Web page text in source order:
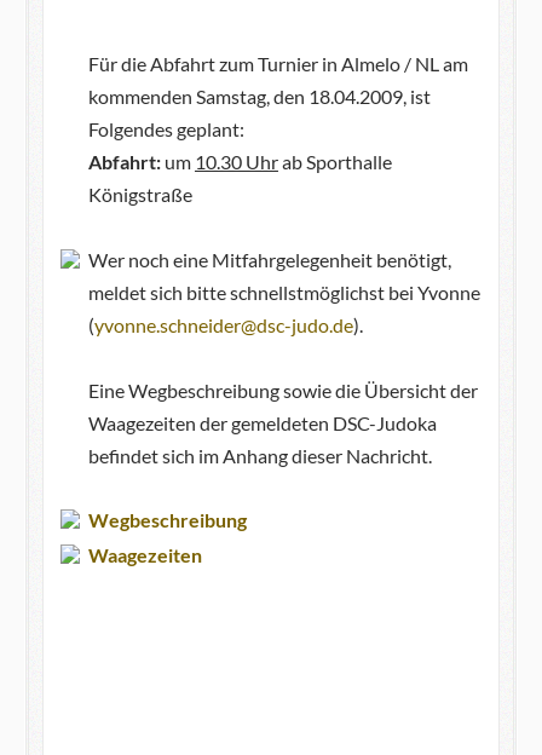
Für die Abfahrt zum Turnier in Almelo / NL am
kommenden Samstag, den 18.04.2009, ist
Folgendes geplant:
Abfahrt:um 10.30 Uhrab Sporthalle
Königstraße
Wer noch eine Mitfahrgelegenheit benötigt,
meldet sich bitte schnellstmöglichst bei Yvonne
(yvonne.schneider@dsc-judo.de).
Eine Wegbeschreibung sowie die Übersicht der
Waagezeiten der gemeldeten DSC-Judoka
befindet sich im Anhang dieser Nachricht.
Wegbeschreibung
Waagezeiten